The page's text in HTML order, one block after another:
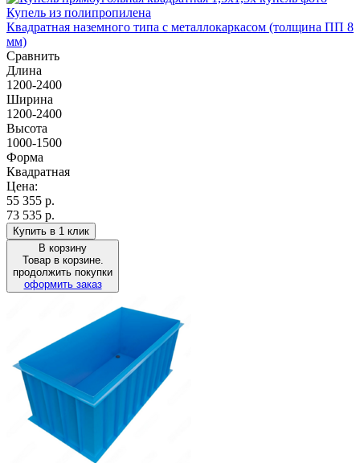
Купель из полипропилена
Квадратная наземного типа с металлокаркасом (толщина ПП 8
мм)
Сравнить
Длина
1200-2400
Ширина
1200-2400
Высота
1000-1500
Форма
Квадратная
Цена:
55 355 р.
73 535 р.
Купить в 1 клик
В корзину
Товар в корзине.
продолжить покупки
оформить заказ